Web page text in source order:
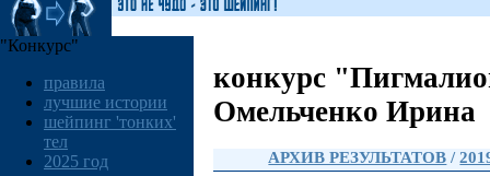
"Конкурс"
правила
лучшие истории
шейпинг 'тонких'
тел
2025 год
конкурс
Омельченко Ирина
АРХИВ РЕЗУЛЬТАТОВ /